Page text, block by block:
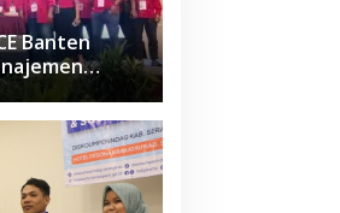
Banten